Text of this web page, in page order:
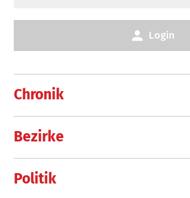
Chronik
Bezirke
Politik
Login